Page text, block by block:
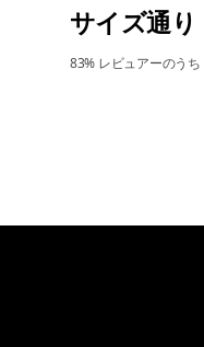
サイズ通り
83% レビュアーのうち